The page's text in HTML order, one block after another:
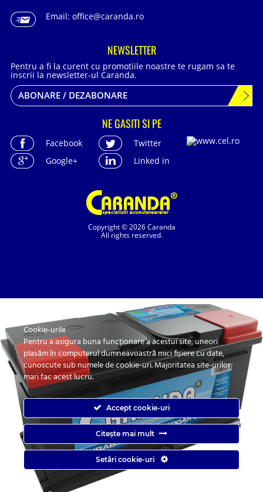
Copyright © 2026 Caranda
All rights reserved.
Email: office@caranda.ro
NEWSLETTER
Pentru a fi la curent cu promotiile noastre te rugam sa te
inscrii la newsletter-ul Caranda.
ABONARE / DEZABONARE
NE GASITI SI PE
Facebook
Twitter
Google+
Linked in
SC. CARANDA BATERII SRL. | SR EN ISO 9001:2015, SR EN ISO 14001:2015, SR
ISO 45001:2018 |
ANPC
| Prelucrarea datelor cu caracter personal | Politica de confidentialitate
Caranda.ro este un magazin online cu baterii pentru automobile, camioane,
autobuze, vagoane, motociclete, tractiune, stationare si aplicatii industriale.
Web Design byEnd Soft Design
Cookie-urile
Pentru a asigura buna funcționare a acestui site, uneori
plasăm în computerul dumneavoastră mici fișiere cu date,
cunoscute sub numele de cookie-uri. Majoritatea site-urilor
mari fac acest lucru.
Accept cookie-uri
Citește mai mult
Setări cookie-uri